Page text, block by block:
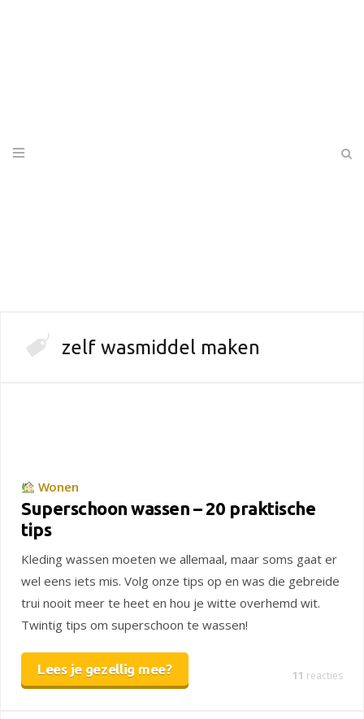
zelf wasmiddel maken
Wonen
Superschoon wassen – 20 praktische
tips
Kleding wassen moeten we allemaal, maar soms gaat er
wel eens iets mis. Volg onze tips op en was die gebreide
trui nooit meer te heet en hou je witte overhemd wit.
Twintig tips om superschoon te wassen!
Lees je gezellig mee? 11 reacties